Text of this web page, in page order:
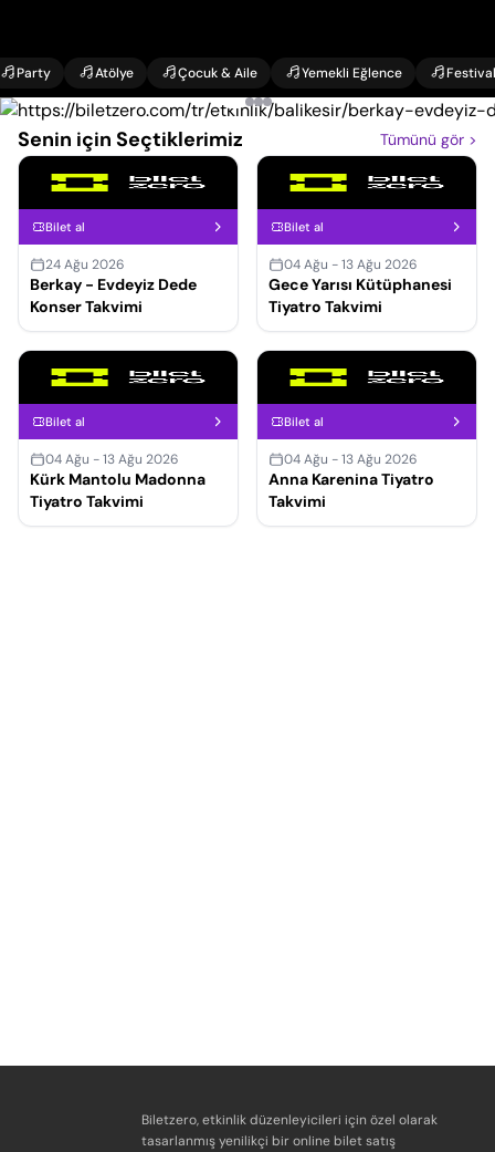
Party Atölye Çocuk & Aile Yemekli Eğlence Festival
Senin için Seçtiklerimiz Tümünü gör >
Bilet al
24 Ağu 2026
Berkay - Evdeyiz Dede
Konser Takvimi
Bilet al
04 Ağu - 13 Ağu 2026
Gece Yarısı Kütüphanesi
Tiyatro Takvimi
Bilet al
04 Ağu - 13 Ağu 2026
Kürk Mantolu Madonna
Tiyatro Takvimi
Bilet al
04 Ağu - 13 Ağu 2026
Anna Karenina Tiyatro
Takvimi
Biletzero, etkinlik düzenleyicileri için özel olarak
tasarlanmış yenilikçi bir online bilet satış